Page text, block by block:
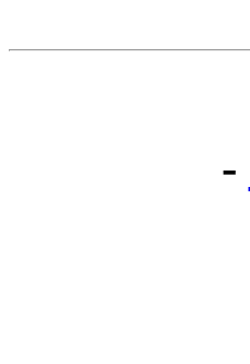
-